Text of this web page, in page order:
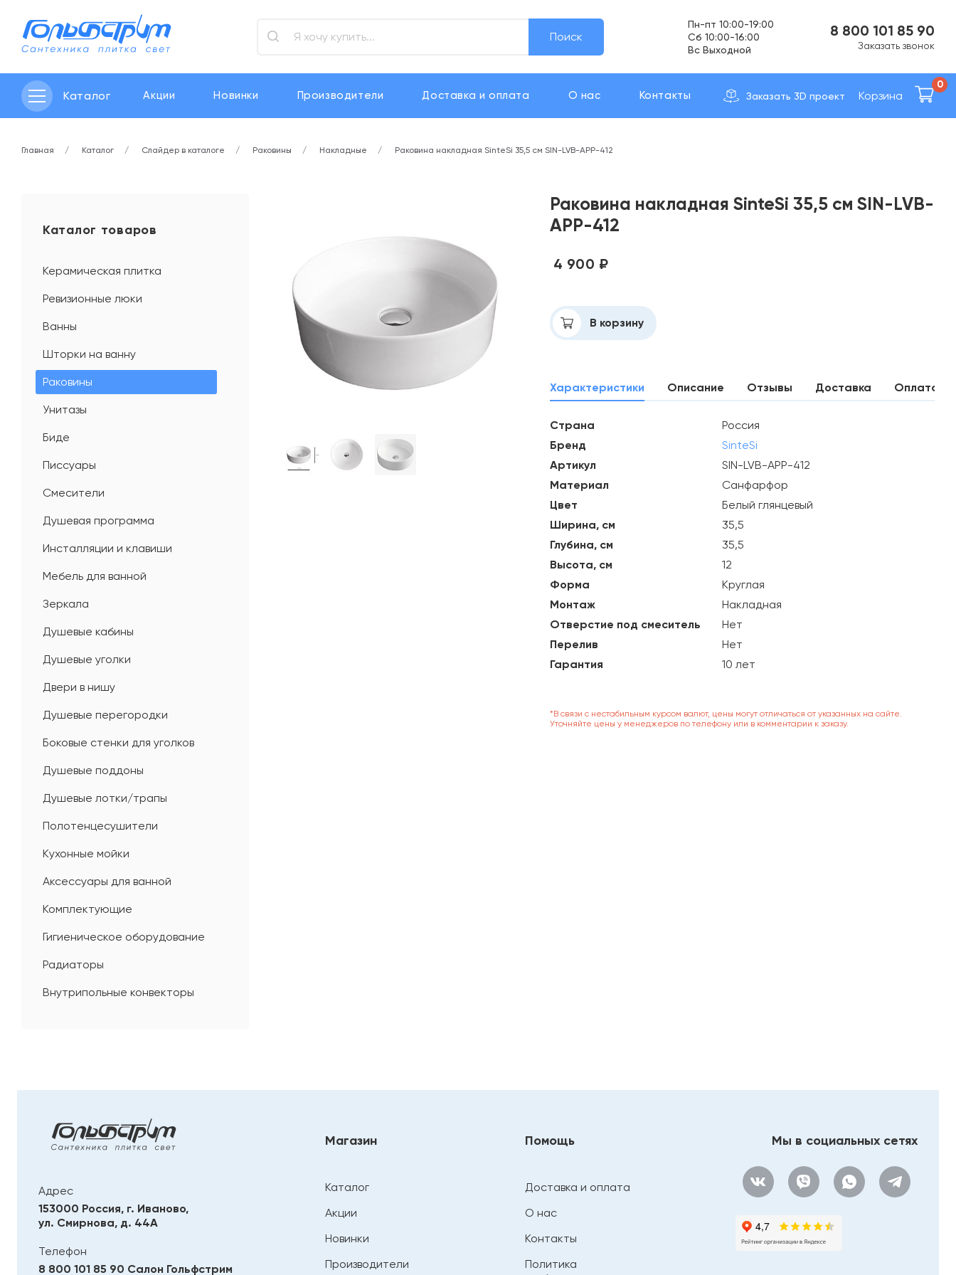
Поиск
Пн-пт 10:00-19:00
Cб 10:00-16:00
Вс Выходной
8 800 101 85 90
Заказать звонок
Каталог Акции Новинки Производители Доставка и оплата О нас Контакты Заказать 3D проект Корзина
0
Главная Каталог Слайдер в каталоге Раковины Накладные Раковина накладная SinteSi 35,5 см SIN-LVB-APP-412
Каталог товаров
Керамическая плитка
Ревизионные люки
Ванны
Шторки на ванну
Раковины
Унитазы
Биде
Писсуары
Смесители
Душевая программа
Инсталляции и клавиши
Мебель для ванной
Зеркала
Душевые кабины
Душевые уголки
Двери в нишу
Душевые перегородки
Боковые стенки для уголков
Душевые поддоны
Душевые лотки/трапы
Полотенцесушители
Кухонные мойки
Аксессуары для ванной
Комплектующие
Гигиеническое оборудование
Радиаторы
Внутрипольные конвекторы
Раковина накладная SinteSi 35,5 см SIN-LVB-
APP-412
4 900 ₽
Добавлено В корзину
Характеристики Описание Отзывы Доставка Оплата
Страна
Россия
Бренд
SinteSi
Артикул
SIN-LVB-APP-412
Материал
Санфарфор
Цвет
Белый глянцевый
Ширина, см
35,5
Глубина, см
35,5
Высота, см
12
Форма
Круглая
Монтаж
Накладная
Отверстие под смеситель
Нет
Перелив
Нет
Гарантия
10 лет
*В связи с нестабильным курсом валют, цены могут отличаться от указанных на сайте.
Уточняйте цены у менеджеров по телефону или в комментарии к заказу.
Адрес
153000 Россия, г. Иваново,
ул. Смирнова, д. 44А
Телефон
8 800 101 85 90 Салон Гольфстрим
Магазин
Каталог
Акции
Новинки
Производители
Помощь
Доставка и оплата
О нас
Контакты
Политика
Мы в социальных сетях